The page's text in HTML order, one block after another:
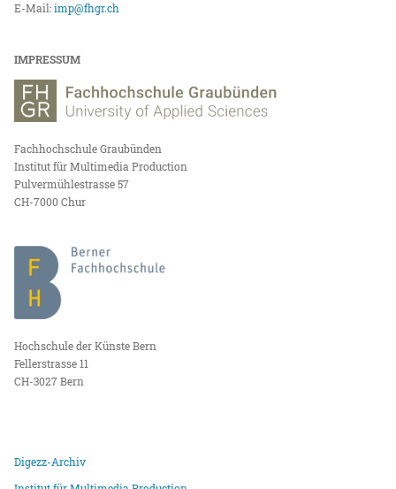
E-Mail:imp@fhgr.ch
IMPRESSUM
Fachhochschule Graubünden
Institut für Multimedia Production
Pulvermühlestrasse 57
CH-7000 Chur
Hochschule der Künste Bern
Fellerstrasse 11
CH-3027 Bern
Digezz-Archiv